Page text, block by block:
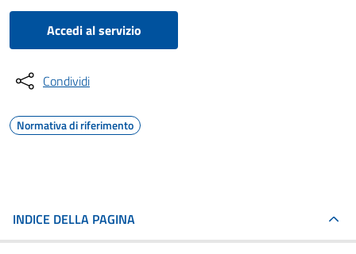
Accedi al servizio
Condividi
Normativa di riferimento
INDICE DELLA PAGINA